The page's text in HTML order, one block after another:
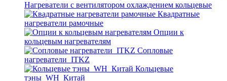
Нагреватели с вентилятором охлаждением кольцевые
Квадратные
нагреватели рамочные
Опции к
кольцевым нагревателям
Cопловые
нагреватели_ITKZ
Кольцевые
тэны_WH_Китай